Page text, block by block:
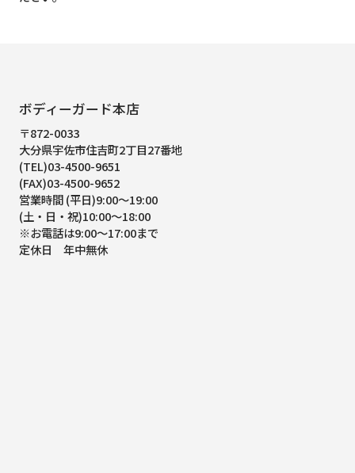
ボディーガード本店
〒872-0033
大分県宇佐市住吉町2丁目27番地
(TEL)03-4500-9651
(FAX)03-4500-9652
営業時間 (平日)9:00～19:00
(土・日・祝)10:00～18:00
※お電話は9:00～17:00まで
定休日 年中無休